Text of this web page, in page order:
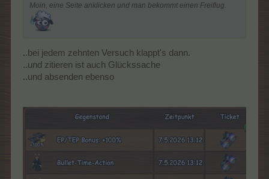
Moin, eine Seite anklicken und man bekommt einen Freiflug.
..bei jedem zehnten Versuch klappt's dann.
..und zitieren ist auch Glückssache
..und absenden ebenso